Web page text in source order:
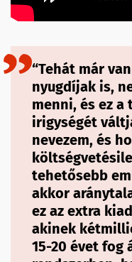
“Tehát már
nyugdíjak is,
menni, és ez
irigységét
nevezem, és
tehetősebb
akkor
ez az extra
akinek
15-20 évet